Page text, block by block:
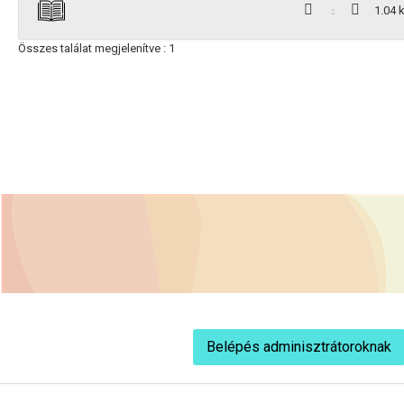
1.04 k
Összes találat megjelenítve : 1
Belépés adminisztrátoroknak